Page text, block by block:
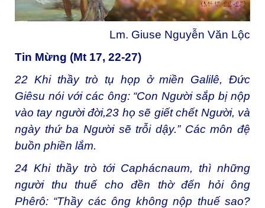
Lm. Giuse Nguyễn Văn Lộc
Tin Mừng (Mt 17, 22-27)
22 Khi thầy trò tụ họp ở miền Galilê, Đức
Giêsu nói với các ông: “Con Người sắp bị nộp
vào tay người đời,23 họ sẽ giết chết Người, và
ngày thứ ba Người sẽ trỗi dậy.” Các môn đệ
buồn phiền lắm.
24 Khi thầy trò tới Caphácnaum, thì những
người thu thuế cho đền thờ đến hỏi ông
Phêrô: “Thầy các ông không nộp thuế sao?